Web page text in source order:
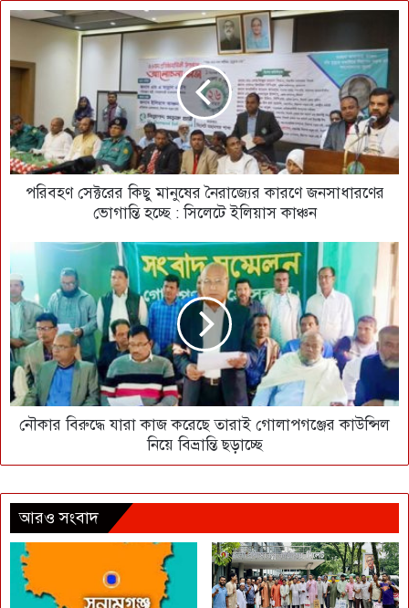
পরিবহণ সেক্টরের কিছু মানুষের নৈরাজ্যের কারণে জনসাধারণের
ভোগান্তি হচ্ছে : সিলেটে ইলিয়াস কাঞ্চন
নৌকার বিরুদ্ধে যারা কাজ করেছে তারাই গোলাপগঞ্জের কাউন্সিল
নিয়ে বিভ্রান্তি ছড়াচ্ছে
আরও সংবাদ